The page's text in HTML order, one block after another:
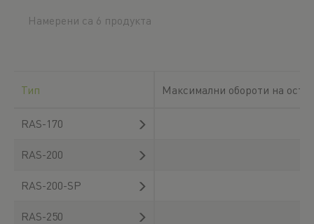
Намерени са 6 продукта
Тип Максимални обороти на оста
RAS-170
RAS-200
RAS-200-SP
RAS-250